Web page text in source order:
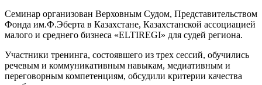
Семинар организован Верховным Судом, Представительством
Фонда им.Ф.Эберта в Казахстане, Казахстанской ассоциацией
малого и среднего бизнеса «ELTIREGI» для судей региона.
Участники тренинга, состоявшего из трех сессий, обучились
речевым и коммуникативным навыкам, медиативным и
переговорным компетенциям, обсудили критерии качества